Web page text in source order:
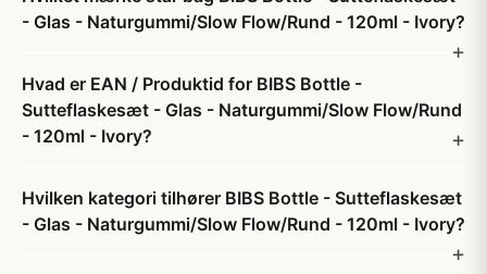
- Glas - Naturgummi/Slow Flow/Rund - 120ml - Ivory?
Hvad er EAN / Produktid for BIBS Bottle -
Sutteflaskesæt - Glas - Naturgummi/Slow Flow/Rund
- 120ml - Ivory?
Hvilken kategori tilhører BIBS Bottle - Sutteflaskesæt
- Glas - Naturgummi/Slow Flow/Rund - 120ml - Ivory?